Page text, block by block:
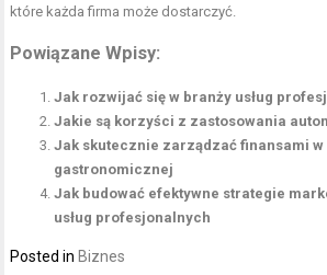
które każda firma może dostarczyć.
Powiązane Wpisy:
Jak rozwijać się w branży usług
Jakie są korzyści z zastosowania
Jak skutecznie zarządzać finansami w
gastronomicznej
Jak budować efektywne strategie
usług profesjonalnych
Posted in Biznes